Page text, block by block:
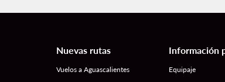
Nuevas rutas
Vuelos a Aguascalientes
Información
Equipaje